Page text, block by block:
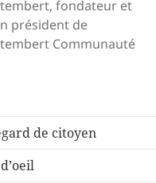
fondateur et
président de
Communauté
de citoyen